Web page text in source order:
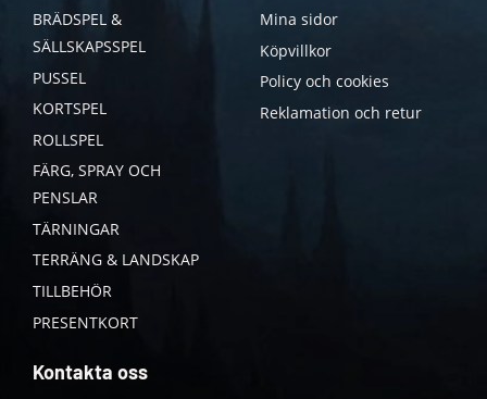
BRÄDSPEL &
SÄLLSKAPSSPEL
PUSSEL
KORTSPEL
ROLLSPEL
FÄRG, SPRAY OCH
PENSLAR
TÄRNINGAR
TERRÄNG & LANDSKAP
TILLBEHÖR
PRESENTKORT
Mina sidor
Köpvillkor
Policy och cookies
Reklamation och retur
Kontakta oss